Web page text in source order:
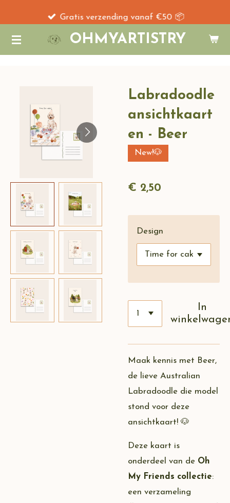
direct
naar
de
OHMYARTISTRY
Gratis verzending vanaf €50 📦
Labradoodle
ansichtkaart
en - Beer
New!🐶
€ 2,50
Design
In
Maak kennis met Beer,
de lieve Australian
Labradoodle die model
stond voor deze
ansichtkaart! 🐶
Deze kaart is
onderdeel van de Oh
My Friends collectie:
een verzameling